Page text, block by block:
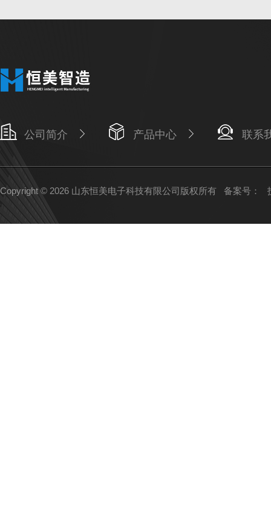
公司简介 产品中心 联系
Copyright © 2026 山东恒美电子科技有限公司版权所有 备案号：